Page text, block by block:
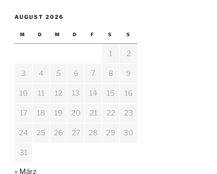
AUGUST 2026
M D M D F S S
1 2
3 4 5 6 7 8 9
10 11 12 13 14 15 16
17 18 19 20 21 22 23
24 25 26 27 28 29 30
31
« März